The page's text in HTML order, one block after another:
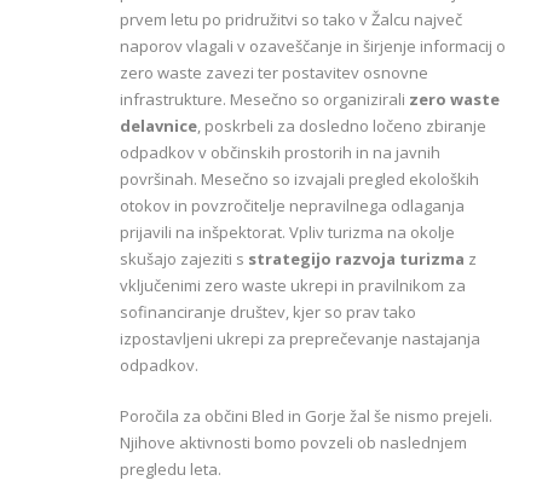
prvem letu po pridružitvi so tako v Žalcu največ
naporov vlagali v ozaveščanje in širjenje informacij o
zero waste zavezi ter postavitev osnovne
infrastrukture. Mesečno so organizirali zero waste
delavnice, poskrbeli za dosledno ločeno zbiranje
odpadkov v občinskih prostorih in na javnih
površinah. Mesečno so izvajali pregled ekoloških
otokov in povzročitelje nepravilnega odlaganja
prijavili na inšpektorat. Vpliv turizma na okolje
skušajo zajeziti s strategijo razvoja turizma z
vključenimi zero waste ukrepi in pravilnikom za
sofinanciranje društev, kjer so prav tako
izpostavljeni ukrepi za preprečevanje nastajanja
odpadkov.
Poročila za občini Bled in Gorje žal še nismo prejeli.
Njihove aktivnosti bomo povzeli ob naslednjem
pregledu leta.